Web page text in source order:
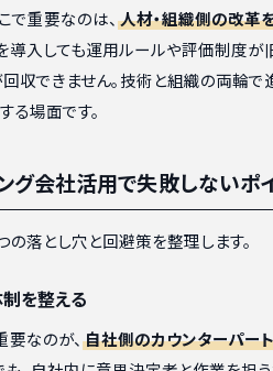
で重要なのは、 人材・組織側の改革
導入しても運用ルールや評価制度が
収できません。技術と組織の両輪で
る場面です。
グ会社活用で失敗しないポ
落とし穴と回避策を整理します。
を整える
要なのが、 自社側のカウンターパー